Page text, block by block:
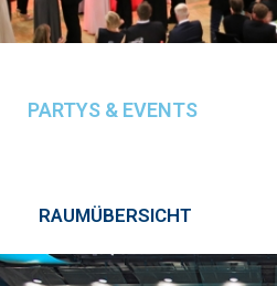
PARTYS & EVENTS
RAUMÜBERSICHT